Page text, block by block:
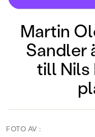
Martin
Sandler
till Nils
FOTO AV :